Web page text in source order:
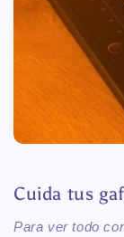
Cuida tus
Para ver todo